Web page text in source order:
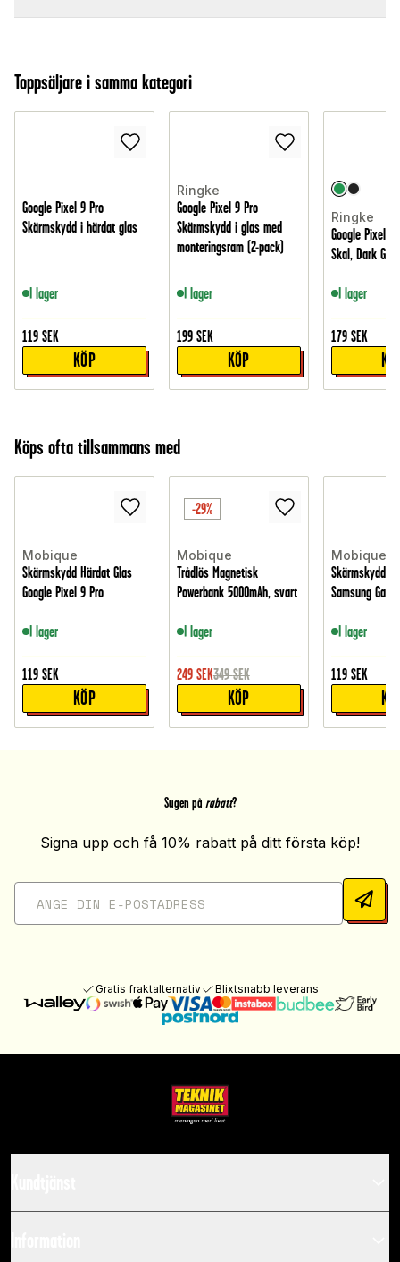
Toppsäljare i samma kategori
Google Pixel 9 Pro
Skärmskydd i härdat glas
I lager
119 SEK
KÖP
Ringke
Google Pixel 9 Pro
Skärmskydd i glas med
monteringsram (2-pack)
I lager
199 SEK
KÖP
Ringke
Google Pixel 9
Skal, Dark
I lager
179 SEK
Köps ofta tillsammans med
Mobique
Skärmskydd Härdat Glas
Google Pixel 9 Pro
I lager
119 SEK
KÖP
-29%
Mobique
Trådlös Magnetisk
Powerbank 5000mAh, svart
I lager
249 SEK349 SEK
KÖP
Mobique
Skärmskydd
Samsung
I lager
119 SEK
Sugen på rabatt?
Signa upp och få 10% rabatt på ditt första köp!
Gratis fraktalternativ Blixtsnabb leverans